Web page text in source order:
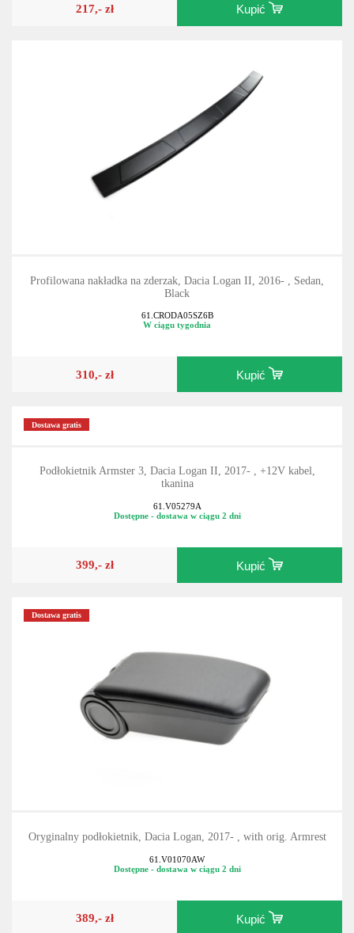
217,- zł Kupić
Profilowana nakładka na zderzak, Dacia Logan II, 2016- , Sedan,
Black
61.CRODA05SZ6B
W ciągu tygodnia
310,- zł Kupić
Dostawa gratis
Podłokietnik Armster 3, Dacia Logan II, 2017- , +12V kabel,
tkanina
61.V05279A
Dostępne - dostawa w ciągu 2 dni
399,- zł Kupić
Dostawa gratis
Oryginalny podłokietnik, Dacia Logan, 2017- , with orig. Armrest
61.V01070AW
Dostępne - dostawa w ciągu 2 dni
389,- zł Kupić